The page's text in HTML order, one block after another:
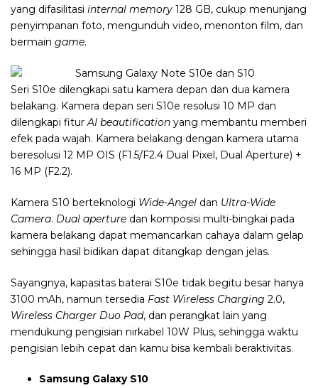
yang difasilitasi internal memory 128 GB, cukup menunjang
penyimpanan foto, mengunduh video, menonton film, dan
bermain game.
Seri S10e dilengkapi satu kamera depan dan dua kamera
belakang. Kamera depan seri S10e resolusi 10 MP dan
dilengkapi fiturAI beautification yang membantu memberi
efek pada wajah. Kamera belakang dengan kamera utama
beresolusi 12 MP OIS (F1.5/F2.4 Dual Pixel, Dual Aperture) +
16 MP (F2.2).
Kamera S10 berteknologi Wide-Angel dan Ultra-Wide
Camera. Dual aperture dan komposisi multi-bingkai pada
kamera belakang dapat memancarkan cahaya dalam gelap
sehingga hasil bidikan dapat ditangkap dengan jelas.
Sayangnya, kapasitas baterai S10e tidak begitu besar hanya
3100 mAh, namun tersedia Fast Wireless Charging 2.0,
Wireless Charger Duo Pad, dan perangkat lain yang
mendukung pengisian nirkabel 10W Plus, sehingga waktu
pengisian lebih cepat dan kamu bisa kembali beraktivitas.
Samsung Galaxy S10